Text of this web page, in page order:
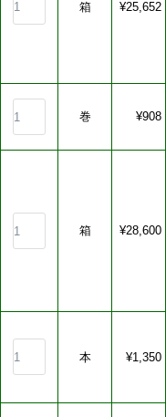
箱 ¥25,652
巻 ¥908
箱 ¥28,600
本 ¥1,350